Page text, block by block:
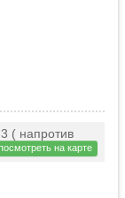
( напротив
на карте